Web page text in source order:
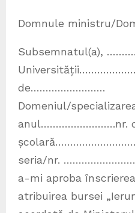
Domnule ministru/
Subsemnatul(a),
de…………………….
Domeniul/
anul…………………….nr.
școlară……………………….
seria/nr.
a-mi aproba
atribuirea bursei